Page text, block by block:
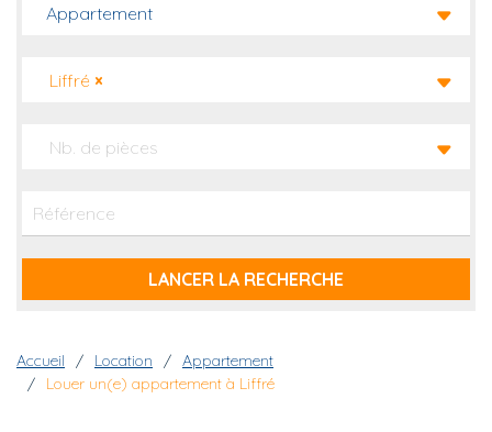
Appartement
×
Liffré
Nb. de pièces
Fil d'Ariane
Accueil Location
Appartement
Louer un(e) appartement à Liffré